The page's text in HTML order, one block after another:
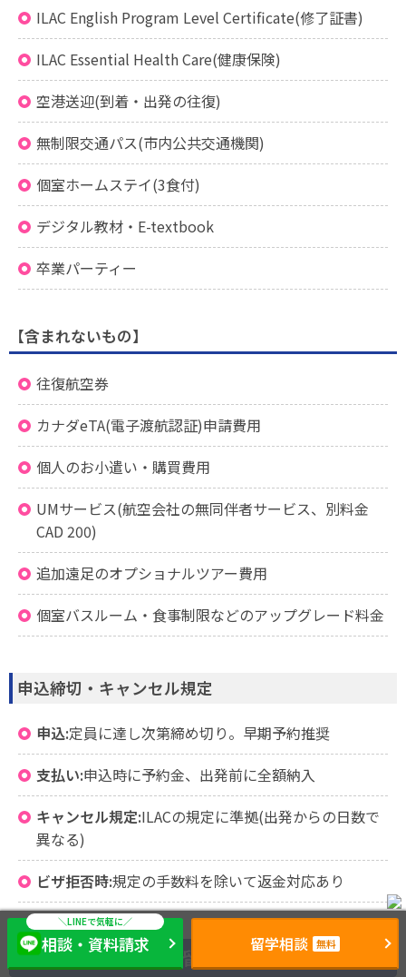
ILAC English Program Level Certificate(修了証書)
ILAC Essential Health Care(健康保険)
空港送迎(到着・出発の往復)
無制限交通パス(市内公共交通機関)
個室ホームステイ(3食付)
デジタル教材・E-textbook
卒業パーティー
【含まれないもの】
往復航空券
カナダeTA(電子渡航認証)申請費用
個人のお小遣い・購買費用
UMサービス(航空会社の無同伴者サービス、別料金
CAD 200)
追加遠足のオプショナルツアー費用
個室バスルーム・食事制限などのアップグレード料金
申込締切・キャンセル規定
申込:定員に達し次第締め切り。早期予約推奨
支払い:申込時に予約金、出発前に全額納入
キャンセル規定:ILACの規定に準拠(出発からの日数で
異なる)
ビザ拒否時:規定の手数料を除いて返金対応あり
申込方法・成功する留学のサポート
相談・資料請求 留学相談 無料